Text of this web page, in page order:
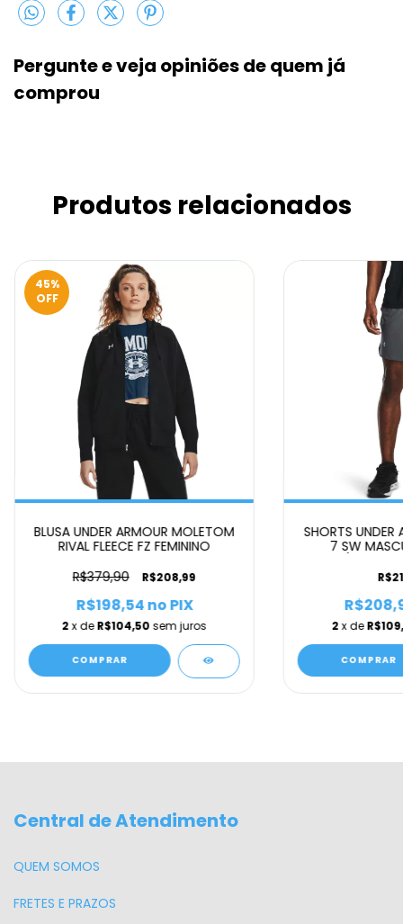
Pergunte e veja opiniões de quem j
comprou
Produtos relacionados
45%
OFF
BLUSA UNDER ARMOUR MOLETOM
RIVAL FLEECE FZ FEMININO
R$379,90
R$208,99
2 x deR$104,50 sem juros
R$198,54no PIX
COMPRAR
SHORTS UNDER
7 SW
2 x de
COMPRAR
Central de Atendimento
QUEM SOMOS
FRETES E PRAZOS